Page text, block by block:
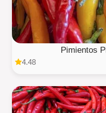
Pimientos
4.48